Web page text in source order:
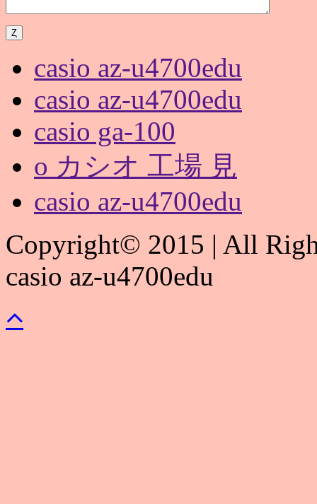
casio az-u4700edu
casio az-u4700edu
casio ga-100
o カシオ 工場 見
casio az-u4700edu
Copyright© 2015 | All
casio az-u4700edu